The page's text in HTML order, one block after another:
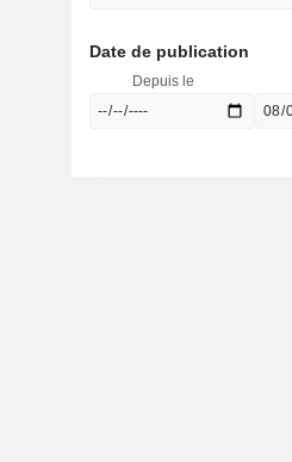
Date de publication
Depuis le